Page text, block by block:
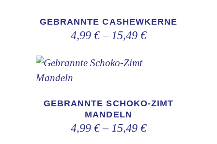
Dieses
Produkt
weist
Varianten
Optionen
können
GEBRANNTE CASHEWKERNE
4,99 €– 15,49 €
weist
mehrere
Varianten
GEBRANNTE SCHOKO-ZIMT
MANDELN
4,99 €– 15,49 €